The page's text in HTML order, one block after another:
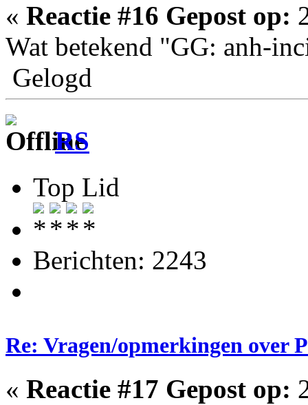
« Reactie #16 Gepost op:
Wat betekend "GG: anh-
Gelogd
RS
Top Lid
Berichten: 2243
Re: Vragen/opmerkingen over
« Reactie #17 Gepost op: